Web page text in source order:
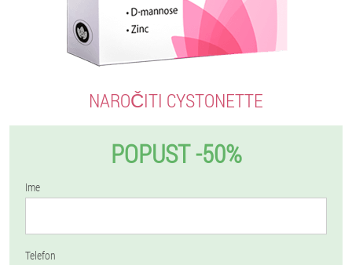
NAROČITI CYSTONETTE
POPUST -50%
Ime
Telefon